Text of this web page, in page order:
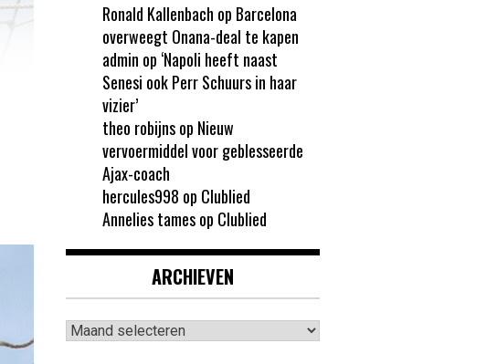
Ronald Kallenbach op Barcelona
overweegt Onana-deal te kapen
admin op ‘Napoli heeft naast
Senesi ook Perr Schuurs in haar
vizier’
theo robijnsop Nieuw
vervoermiddel voor geblesseerde
Ajax-coach
hercules998 op Clublied
Annelies tamesop Clublied
ARCHIEVEN
Archieven